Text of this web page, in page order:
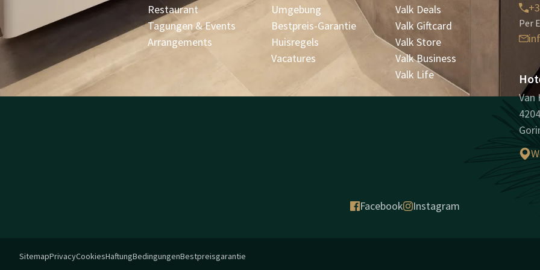
Restaurant
Tagungen & Events
Arrangements
Umgebung
Bestpreis-Garantie
Huisregels
Vacatures
Valk Deals
Valk Giftcard
Valk Store
Valk Business
Valk Life
Per
Van
Facebook Instagram
SitemapPrivacyCookiesHaftungBedingungenBestpreisgarantie